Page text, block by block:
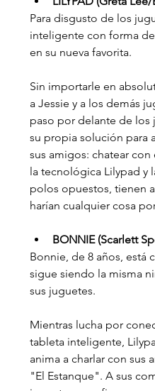
Para disgusto de los
inteligente con forma
en su nueva favorita.
Sin importarle en
a Jessie y a los demás
paso por delante de los
su propia solución para
sus amigos: chatear
la tecnológica Lilypad y
polos opuestos, tienen
harían cualquier cosa
BONNIE (Scarlett
Bonnie, de 8 años, está
sigue siendo la misma
sus juguetes.
Mientras lucha por
tableta inteligente,
anima a charlar con sus
"El Estanque". A sus